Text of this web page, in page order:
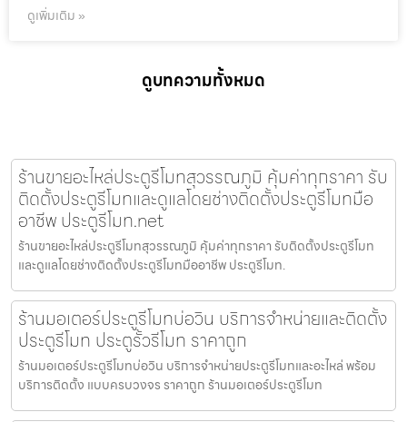
ดูเพิ่มเติม »
ดูบทความทั้งหมด
ร้านขายอะไหล่ประตูรีโมทสุวรรณภูมิ คุ้มค่าทุกราคา รับ
ติดตั้งประตูรีโมทและดูแลโดยช่างติดตั้งประตูรีโมทมือ
อาชีพ ประตูรีโมท.net
ร้านขายอะไหล่ประตูรีโมทสุวรรณภูมิ คุ้มค่าทุกราคา รับติดตั้งประตูรีโมท
และดูแลโดยช่างติดตั้งประตูรีโมทมืออาชีพ ประตูรีโมท.
ร้านมอเตอร์ประตูรีโมทบ่อวิน บริการจำหน่ายและติดตั้ง
ประตูรีโมท ประตูรั้วรีโมท ราคาถูก
ร้านมอเตอร์ประตูรีโมทบ่อวิน บริการจำหน่ายประตูรีโมทและอะไหล่ พร้อม
บริการติดตั้ง แบบครบวงจร ราคาถูก ร้านมอเตอร์ประตูรีโมท